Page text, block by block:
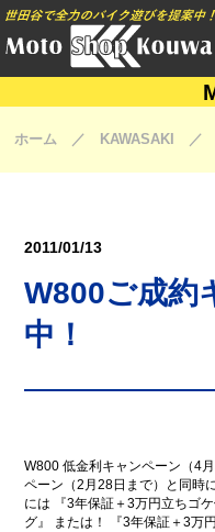
ホーム ／ KAWASAKI
2011/01/13
W800ご成約
中！
W800 低金利キャンペーン（4
ペーン（2月28日まで）と同時
には 『3年保証＋3万円立ちゴ
グ』 または！ 『3年保証＋3万